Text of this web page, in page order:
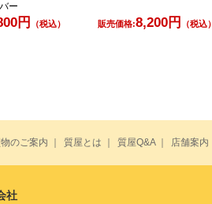
ー
円 （税込） 販売価格:8,200円 （税込）
のご案内 質屋とは 質屋Q&A｜ 店舗案内
社